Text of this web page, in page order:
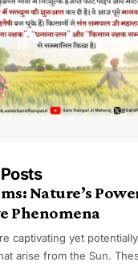
Nature’s
Phenomena
captivating yet
arise from the Sun.